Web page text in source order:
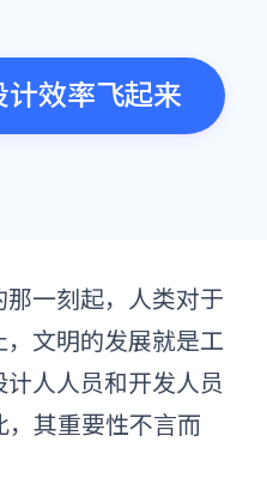
效率飞起来
一刻起，人类对于
文明的发展就是工
人人员和开发人员
其重要性不言而